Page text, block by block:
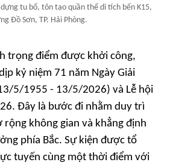
tu bổ, tôn tạo quần thể di tích bến K15,
Đồ Sơn, TP. Hải Phòng.
trọng điểm được khởi công,
kỷ niệm 71 năm Ngày Giải
5/1955 - 13/5/2026) và Lễ hội
Đây là bước đi nhằm duy trì
không gian và khẳng định
phía Bắc. Sự kiện được tổ
tuyến cùng một thời điểm với